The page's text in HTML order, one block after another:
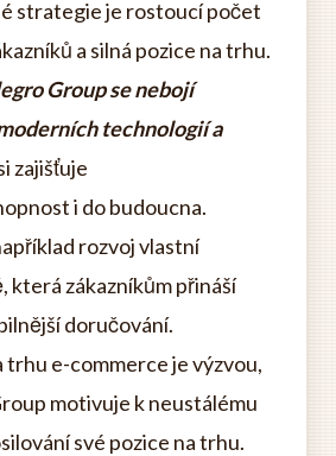
strategie je rostoucí počet
a silná pozice na trhu.
Group se nebojí
technologií a
zajišťuje
i do budoucna.
rozvoj vlastní
která zákazníkům přináší
doručování.
trhu e-commerce je výzvou,
motivuje k neustálému
své pozice na trhu.